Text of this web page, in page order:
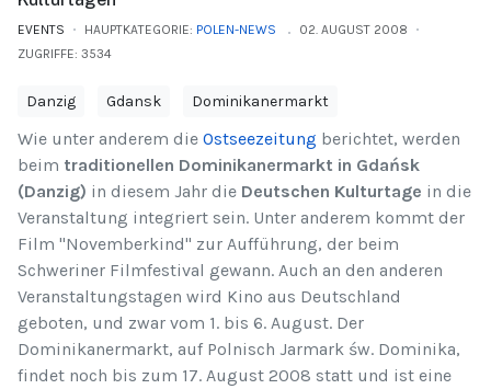
EVENTS HAUPTKATEGORIE: POLEN-NEWS
02. AUGUST 2008
ZUGRIFFE: 3534
Danzig Gdansk Dominikanermarkt
Wie unter anderem die Ostseezeitung berichtet, werden
beim traditionellen Dominikanermarkt in Gdańsk
(Danzig) in diesem Jahr die Deutschen Kulturtage in die
Veranstaltung integriert sein. Unter anderem kommt der
Film "Novemberkind" zur Aufführung, der beim
Schweriner Filmfestival gewann. Auch an den anderen
Veranstaltungstagen wird Kino aus Deutschland
geboten, und zwar vom 1. bis 6. August. Der
Dominikanermarkt, auf Polnisch Jarmark św. Dominika,
findet noch bis zum 17. August 2008 statt und ist eine